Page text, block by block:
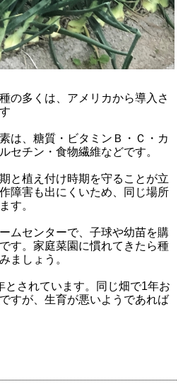
の多くは、アメリカから導入さ
は、糖質・ビタミンＢ・Ｃ・カ
セチン・食物繊維などです。
と植え付け時期を守ることが立
障害も出にくいため、同じ場所
す。
ムセンターで、子球や幼苗を購
す。家庭菜園に慣れてきたら種
ましょう。
とされています。同じ畑で1年お
すが、生育が悪いようであれば